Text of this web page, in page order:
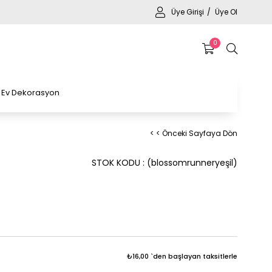
Üye Girişi Üye Ol
0
Ev Dekorasyon
< < Önceki Sayfaya Dön
(blossomrunneryeşil)
STOK KODU
₺16,00 `den başlayan taksitlerle